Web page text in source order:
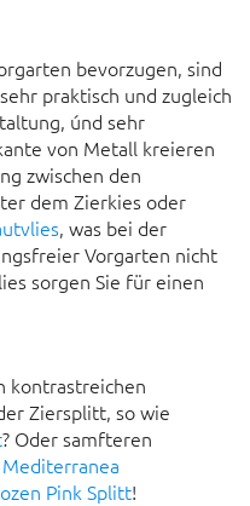
bevorzugen, sind
praktisch und zugleich
únd sehr
von Metall kreieren
zwischen den
dem Zierkies oder
, was bei der
Vorgarten nicht
sorgen Sie für einen
kontrastreichen
Ziersplitt, so wie
? Oder samfteren
Mediterranea
Pink Splitt!